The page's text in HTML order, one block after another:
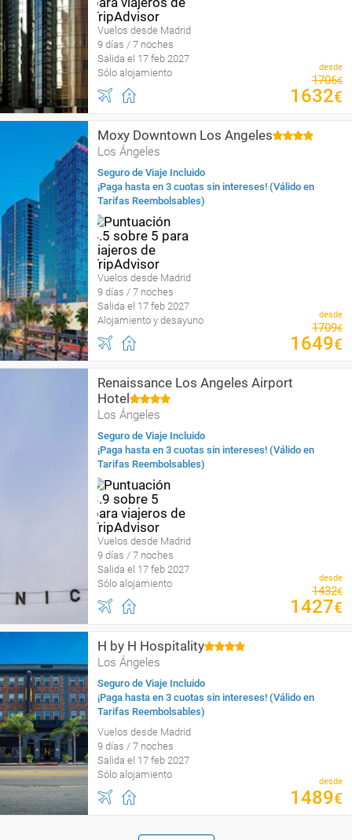
Vuelos desde Madrid
9 días / 7 noches
Salida el 17 feb 2027
Sólo alojamiento
desde
1706€
1632€
Moxy Downtown Los Angeles
Los Ángeles
Seguro de Viaje Incluido
¡Paga hasta en 3 cuotas sin intereses! (Válido en
Tarifas Reembolsables)
Vuelos desde Madrid
9 días / 7 noches
Salida el 17 feb 2027
Alojamiento y desayuno
desde
1709€
1649€
Renaissance Los Angeles Airport
Hotel
Los Ángeles
Seguro de Viaje Incluido
¡Paga hasta en 3 cuotas sin intereses! (Válido en
Tarifas Reembolsables)
Vuelos desde Madrid
9 días / 7 noches
Salida el 17 feb 2027
Sólo alojamiento
desde
1432€
1427€
H by H Hospitality
Los Ángeles
Seguro de Viaje Incluido
¡Paga hasta en 3 cuotas sin intereses! (Válido en
Tarifas Reembolsables)
Vuelos desde Madrid
9 días / 7 noches
Salida el 17 feb 2027
Sólo alojamiento
desde
1489€